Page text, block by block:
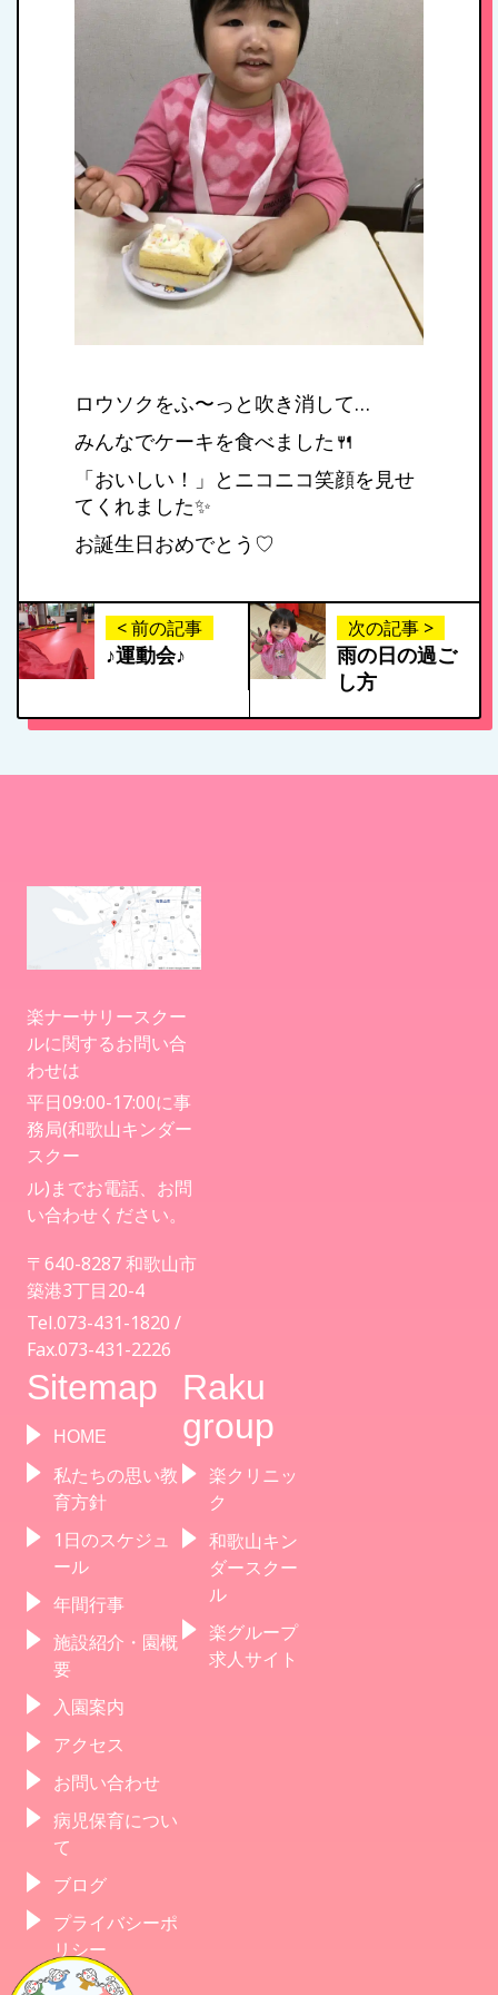
私たちの思い・教
1日のスケジュール
年間行事
施設紹介・園概要
アクセス
病児保育について
ロウソクをふ〜っと吹き消して…
みんなでケーキを食べました🍴
「おいしい！」とニコニコ笑顔を見せ
てくれました✨
お誕生日おめでとう♡
< 前の記事
♪運動会♪
次の記事 >
雨の日の過ご
し方
楽ナーサリースクー
ルに関するお問い合
わせは
平日09:00-17:00に事
務局(和歌山キンダー
スクー
ル)までお電話、お問
い合わせください。
〒640-8287 和歌山市
築港3丁目20-4
Tel.073-431-1820 /
Fax.073-431-2226
Sitemap
HOME
私たちの思い教
育方針
1日のスケジュ
ール
年間行事
施設紹介・園概
要
入園案内
アクセス
お問い合わせ
病児保育につい
て
ブログ
プライバシーポ
リシー
Raku
group
楽クリニッ
ク
和歌山キン
ダースクー
ル
楽グループ
求人サイト